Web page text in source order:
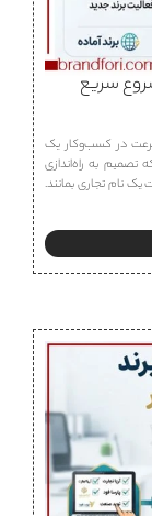
سریع
سرعت در کسب‌وکار یک
به راه‌اندازی
نام تجاری بمانند.